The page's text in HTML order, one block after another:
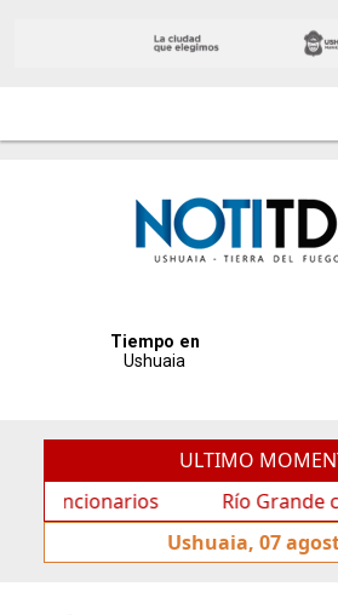
ULTIMO
Río Grande celebra
Ushuaia, 07